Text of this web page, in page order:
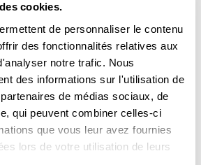
cookies.
de personnaliser le contenu
des fonctionnalités relatives aux
notre trafic. Nous
des informations sur l'utilisation de
de médias sociaux, de
qui peuvent combiner celles-ci
que vous leur avez fournies
lors de votre utilisation de leurs